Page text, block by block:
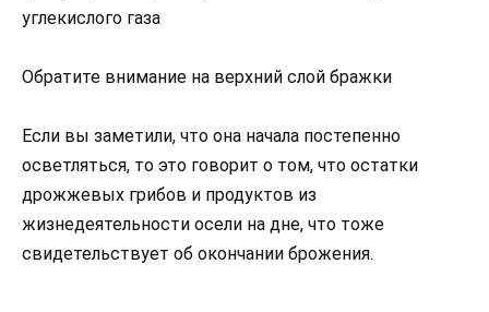
углекислого газа
Обратите внимание на верхний слой бражки
Если вы заметили, что она начала постепенно
осветляться, то это говорит о том, что остатки
дрожжевых грибов и продуктов из
жизнедеятельности осели на дне, что тоже
свидетельствует об окончании брожения.